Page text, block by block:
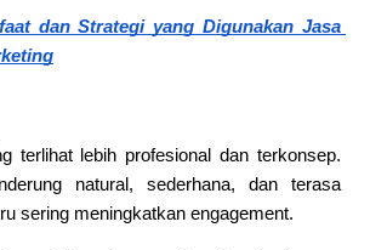
dan Strategi yang Digunakan Jasa
terlihat lebih profesional dan terkonsep.
natural, sederhana, dan terasa
sering meningkatkan engagement.